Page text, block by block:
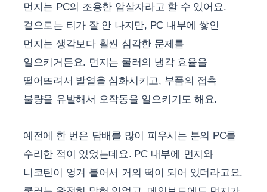
먼지는 PC의 조용한 암살자라고 할 수 있어요.
겉으로는 티가 잘 안 나지만, PC 내부에 쌓인
먼지는 생각보다 훨씬 심각한 문제를
일으키거든요. 먼지는 쿨러의 냉각 효율을
떨어뜨려서 발열을 심화시키고, 부품의 접촉
불량을 유발해서 오작동을 일으키기도 해요.
예전에 한 번은 담배를 많이 피우시는 분의 PC를
수리한 적이 있었는데요. PC 내부에 먼지와
니코틴이 엉겨 붙어서 거의 떡이 되어 있더라고요.